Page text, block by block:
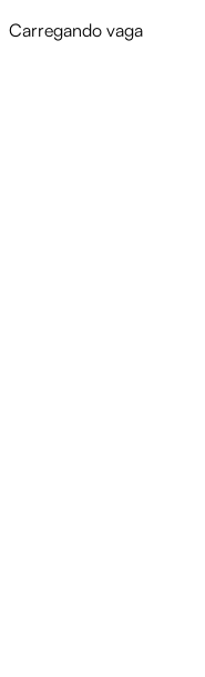
Carregando vaga